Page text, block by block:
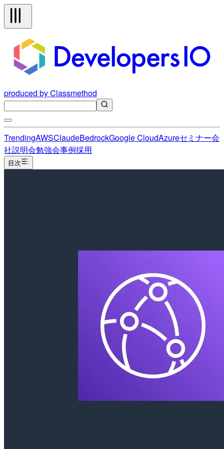
produced by Classmethod
TrendingAWSClaudeBedrockGoogle CloudAzureセミナー会
社説明会勉強会事例採用
目次